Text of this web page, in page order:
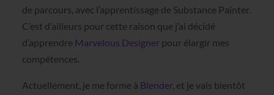
de parcours, avec l’apprentissage de Substance Painter.
C’est d’ailleurs pour cette raison que j’ai décidé
d’apprendre Marvelous Designerpour élargir mes
compétences.
Actuellement, je me forme à Blender, et je vais bientôt